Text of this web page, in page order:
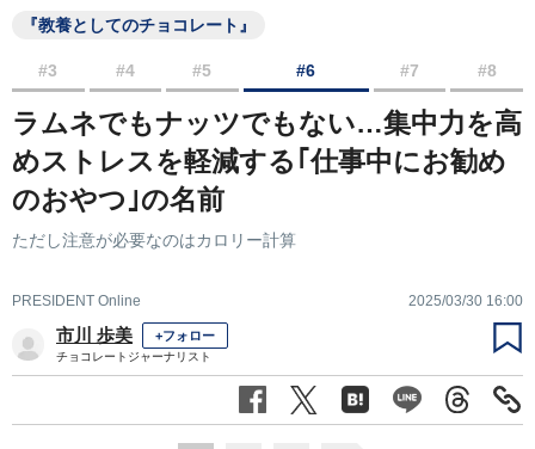
『教養としてのチョコレート』
#3 #4 #5 #6 #7 #8
ラムネでもナッツでもない…集中力を高
めストレスを軽減する｢仕事中にお勧め
のおやつ｣の名前
ただし注意が必要なのはカロリー計算
PRESIDENT Online 2025/03/30 16:00
市川 歩美 +フォロー
チョコレートジャーナリスト